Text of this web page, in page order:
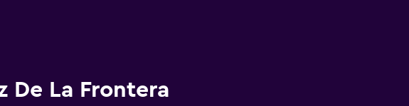
De La Frontera